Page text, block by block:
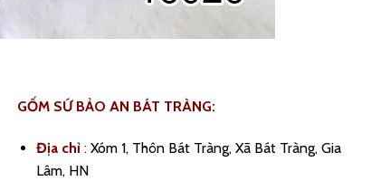
GỐM SỨ BẢO AN BÁT TRÀNG:
Địa chỉ :Xóm 1, Thôn Bát Tràng, Xã Bát Tràng, Gia
Lâm, HN